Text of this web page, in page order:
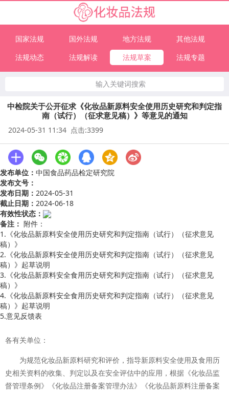
国家法规 国外法规 地方法规
其他法规
法规动态
法规解读 法规草案 法规专题
输入关键词搜索
中检院关于公开征求《化妆品新原料安全使用历史研究和判定指
南（试行）（征求意见稿）》等意见的通知
2024-05-31 11:34 点击:3399
发布单位： 中国食品药品检定研究院
发布文号：
发布日期： 2024-05-31
截止日期： 2024-06-18
有效性状态：
备注： 附件：
1.《化妆品新原料安全使用历史研究和判定指南（试行）（征求意见
稿）》
2.《化妆品新原料安全使用历史研究和判定指南（试行）（征求意见
稿）》起草说明
3.《化妆品新原料安全食用历史研究和判定指南（试行）（征求意见
稿）》
4.《化妆品新原料安全食用历史研究和判定指南（试行）（征求意见
稿）》起草说明
5.意见反馈表
各有关单位：
为规范化妆品新原料研究和评价，指导新原料安全使用及食用历
史相关资料的收集、判定以及在安全评估中的应用，根据《化妆品监
督管理条例》《化妆品注册备案管理办法》《化妆品新原料注册备案